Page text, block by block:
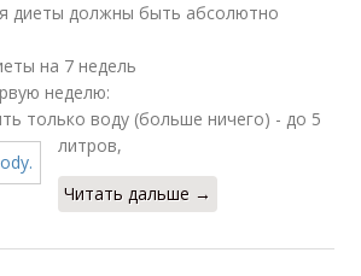
диеты должны быть абсолютно
на 7 недель
неделю:
только воду (больше ничего) - до 5
литров,
Читать дальше →